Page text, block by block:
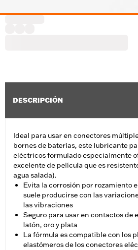
DESCRIPCIÓN
Ideal para usar en conectores
bornes de baterías, este lubricante
eléctricos formulado especialmente
excelente de película que es
agua salada).
Evita la corrosión por rozamiento
suele producirse con las
las vibraciones
Seguro para usar en contactos de
latón, oro y plata
La fórmula es compatible con los
elastómeros de los conectores